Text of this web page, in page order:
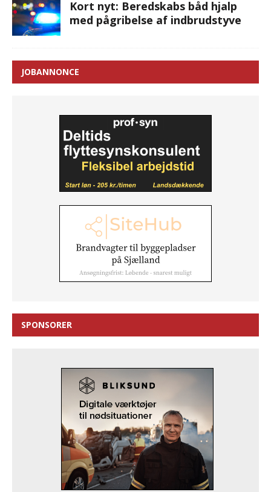
Kort nyt: Beredskabs båd hjalp
med pågribelse af indbrudstyve
JOBANNONCE
SPONSORER